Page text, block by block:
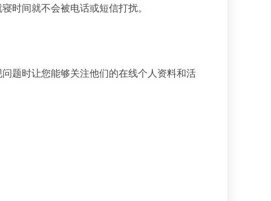
时间就不会被电话或短信打扰。
题时让您能够关注他们的在线个人资料和活